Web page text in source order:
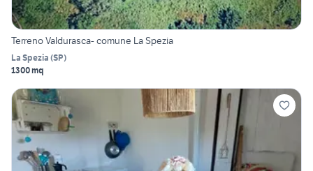
Terreno Valdurasca- comune La Spezia
La Spezia (SP)
1300 mq